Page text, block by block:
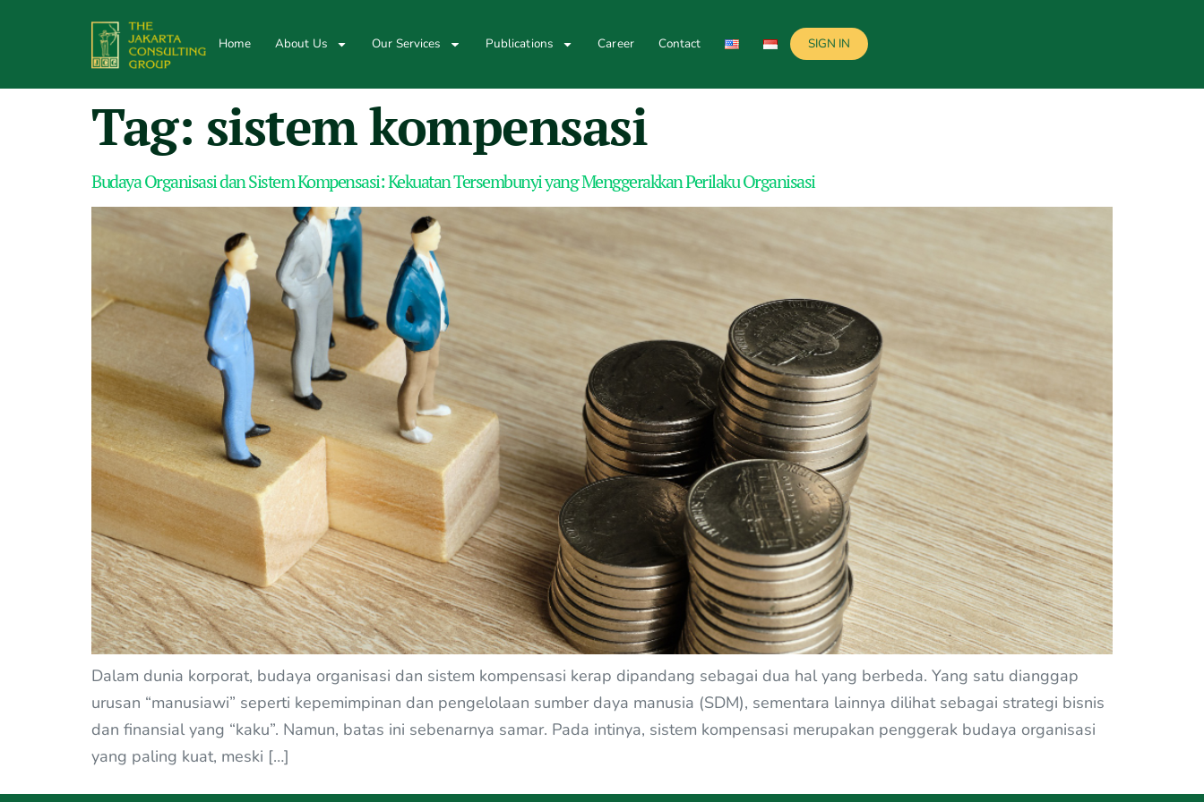
Home About Us Our Services Publications Career Contact SIGN IN
Tag: sistem kompensasi
Budaya Organisasi dan Sistem Kompensasi: Kekuatan Tersembunyi yang Menggerakkan Perilaku Organisasi
Dalam dunia korporat, budaya organisasi dan sistem kompensasi kerap dipandang sebagai dua hal yang berbeda. Yang satu dianggap
urusan “manusiawi” seperti kepemimpinan dan pengelolaan sumber daya manusia (SDM), sementara lainnya dilihat sebagai strategi bisnis
dan finansial yang “kaku”. Namun, batas ini sebenarnya samar. Pada intinya, sistem kompensasi merupakan penggerak budaya organisasi
yang paling kuat, meski […]